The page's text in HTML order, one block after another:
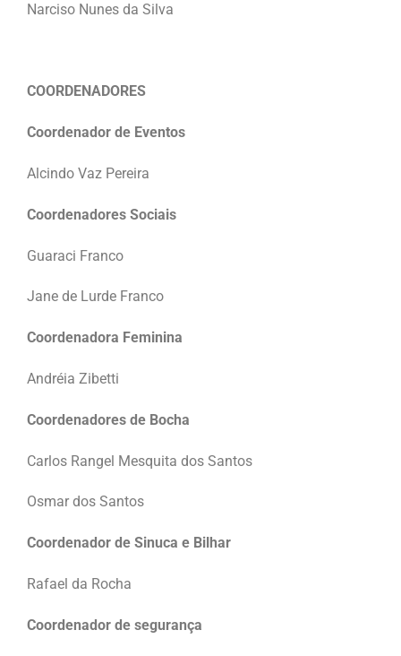
Narciso Nunes da Silva
COORDENADORES
Coordenador de Eventos
Alcindo Vaz Pereira
Coordenadores Sociais
Guaraci Franco
Jane de Lurde Franco
Coordenadora Feminina
Andréia Zibetti
Coordenadores de Bocha
Carlos Rangel Mesquita dos Santos
Osmar dos Santos
Coordenador de Sinuca e Bilhar
Rafael da Rocha
Coordenador de segurança